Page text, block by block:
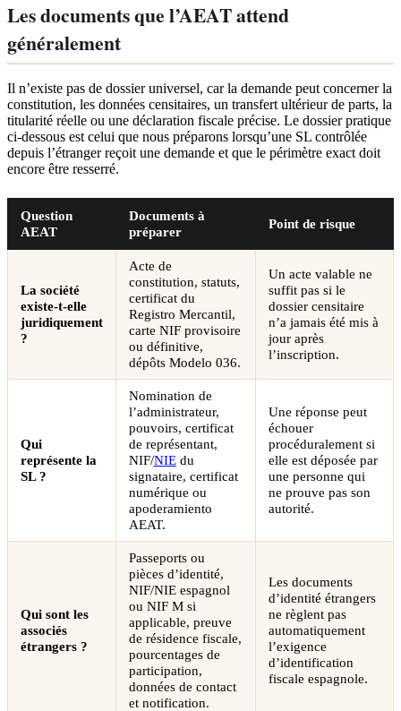
Les documents que l’AEAT attend
généralement
Il n’existe pas de dossier universel, car la demande peut concerner la
constitution, les données censitaires, un transfert ultérieur de parts, la
titularité réelle ou une déclaration fiscale précise. Le dossier pratique
ci-dessous est celui que nous préparons lorsqu’une SL contrôlée
depuis l’étranger reçoit une demande et que le périmètre exact doit
encore être resserré.
Question
AEAT
Documents à
préparer
Point de risque
La société
existe-t-elle
juridiquement
?
Acte de
constitution, statuts,
certificat du
Registro Mercantil,
carte NIF provisoire
ou définitive,
dépôts Modelo 036.
Un acte valable ne
suffit pas si le
dossier censitaire
n’a jamais été mis à
jour après
l’inscription.
Qui
représente la
SL ?
Nomination de
l’administrateur,
pouvoirs, certificat
de représentant,
NIF/NIEdu
signataire, certificat
numérique ou
apoderamiento
AEAT.
Une réponse peut
échouer
procéduralement si
elle est déposée par
une personne qui
ne prouve pas son
autorité.
Qui sont les
associés
étrangers ?
Passeports ou
pièces d’identité,
NIF/NIE espagnol
ou NIF M si
applicable, preuve
de résidence fiscale,
pourcentages de
participation,
données de contact
et notification.
Les documents
d’identité étrangers
ne règlent pas
automatiquement
l’exigence
d’identification
fiscale espagnole.